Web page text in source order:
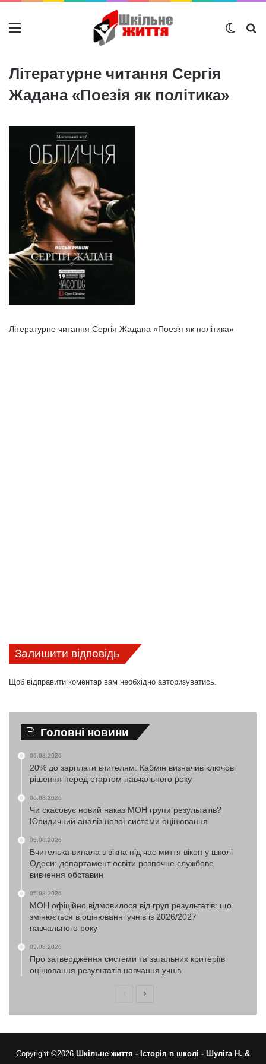
Меню
Літературне читання Сергія
Жадана «Поезія як політика»
Літературне читання Сергія Жадана «Поезія як політика»
Залишити відповідь
Щоб відправити коментар вам необхідно авторизуватись.
Головні новини
06.08.2026
20% до зарплати вчителям: Кабмін визначив ключові
рішення перед стартом навчального року
06.08.2026
Чи скасовує новий наказ МОН групи результатів?
Юридичний аналіз нової системи оцінювання
05.08.2026
Вчителька випала з вікна під час миття вікон у школі
Одеси: департамент освіти розпочне службове
вивчення обставин
05.08.2026
МОН офіційно відмовилося від груп результатів: що
змінюється в оцінюванні учнів із 2026/2027
навчального року
05.08.2026
Про затвердження системи та загальних критеріїв
оцінювання результатів навчання учнів
ПопередняНаступна
Copyright ©2026 Шкільне життя - Історія в школі - Шуліга Н. &